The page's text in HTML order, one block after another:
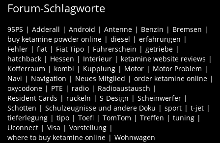
Forum-Schlagworte
95PS Adderall Android Antenne Benzin
Bremsen
buy ketamine powder online
diesel
erfahrungen
Fehler
fiat Fiat Tipo Führerschein
getriebe
hatchback
Hessen Interieur
ketamine website reviews
Kofferraum
kombi Kupplung Motor
Motor Problem
Navi
Navigation Neues Mitglied
order ketamine online
oxycodone
PTE radio
Radioaustausch
Resident Cards
ruckeln S-Design
Scheinwerfer
Schotten
Schulzeugnisse und andere Doku sport
t-jet
tieferlegung
tipo Toefl TomTom Treffen
tuning
Uconnect
Visa
Vorstellung
where to buy ketamine online
Wohnwagen